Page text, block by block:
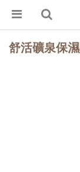
舒活礦泉保